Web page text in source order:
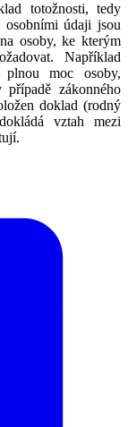
totožnosti, tedy
osobními údaji jsou
osoby, ke kterým
Například
plnou moc osoby,
zákonného
doklad (rodný
vztah mezi